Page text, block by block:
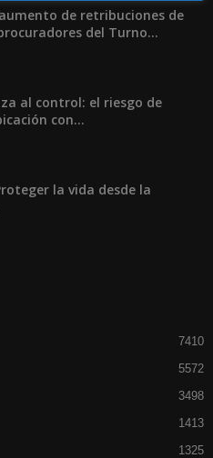
de retribuciones de
del Turno...
al control: el riesgo de
con...
la vida desde la
7410
5572
3498
1413
1325